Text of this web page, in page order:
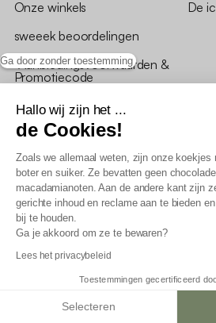
Ga door zonder toestemming
Hallo wij zijn het ...
de Cookies!
Zoals we allemaal weten, zijn onze koekjes
boter en suiker. Ze bevatten geen
macadamianoten. Aan de andere kant zijn
gerichte inhoud en reclame aan te bieden
bij te houden.
Ga je akkoord om ze te bewaren?
Lees het privacybeleid
Toestemmingen gecertificeerd
Selecteren
Onze winkels
sweeek beoordelingen
*Aanbiedingsvoorwaarden &
Promotiecode
De
Algemene
AV
Beleid
Verklaring inzake